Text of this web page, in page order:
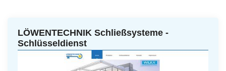
LÖWENTECHNIK Schließsysteme -
Schlüsseldienst